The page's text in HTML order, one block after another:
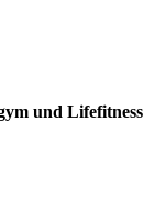
und Lifefitness